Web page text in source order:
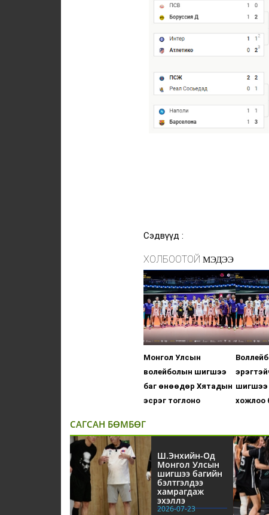
Сэдвүүд :
ХОЛБООТОЙ МЭДЭЭ
Монгол Улсын
волейболын шигшээ
баг өнөөдөр Хятадын
эсрэг тоглоно
шигшээ
хожлоо
САГСАН БӨМБӨГ
Ш.Энхийн-Од
Монгол Улсын
шигшээ багийн
бэлтгэлдээ
хамрагдаж
эхэллэ
2026-07-23